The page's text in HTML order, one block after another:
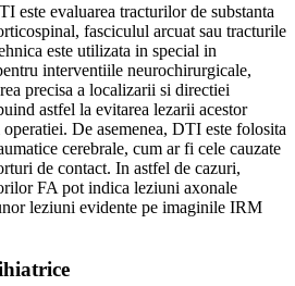
este evaluarea tracturilor de substanta
fasciculul arcuat sau tracturile
este utilizata in special in
interventiile neurochirurgicale,
precisa a localizarii si directiei
astfel la evitarea lezarii acestor
De asemenea, DTI este folosita
cerebrale, cum ar fi cele cauzate
de contact. In astfel de cazuri,
FA pot indica leziuni axonale
leziuni evidente pe imaginile IRM